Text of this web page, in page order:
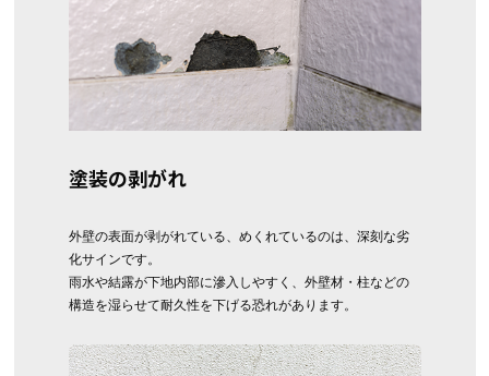
塗装の剥がれ
外壁の表面が剥がれている、めくれているのは、深刻な劣
化サインです。
雨水や結露が下地内部に滲入しやすく、外壁材・柱などの
構造を湿らせて耐久性を下げる恐れがあります。